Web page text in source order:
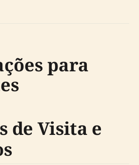
para
de Visita e